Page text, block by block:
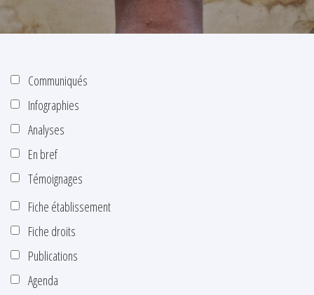
Communiqués
Infographies
Analyses
En bref
Témoignages
Fiche établissement
Fiche droits
Publications
Agenda